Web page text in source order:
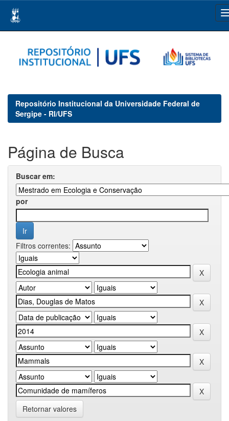
navigation
Repositório Institucional da Universidade Federal de
Sergipe - RI/UFS
Página de Busca
Buscar em:
por
Filtros correntes:
Retornar valores